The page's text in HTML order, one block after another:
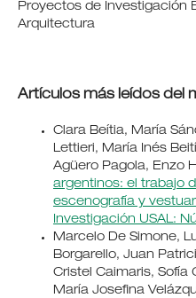
Proyectos de Investigación
Arquitectura
Artículos más leídos del
Clara Beítia, María
Lettieri, María Inés
Agüero Pagola, Enzo
argentinos: el trabajo
escenografía y
Investigación USAL:
Marcelo De Simone,
Borgarello, Juan
Cristel Caimaris, Sofía
María Josefina